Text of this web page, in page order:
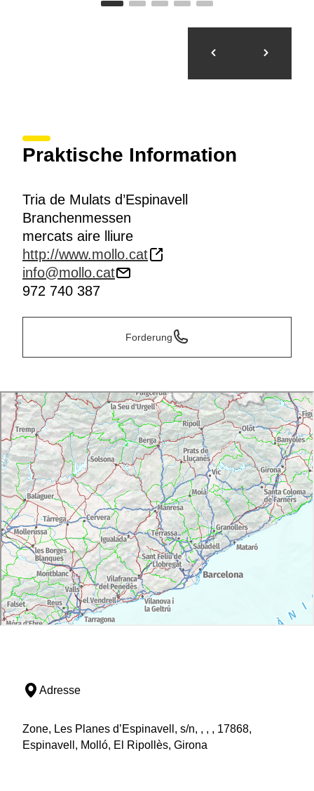
Praktische Information
Tria de Mulats d’Espinavell
Branchenmessen
mercats aire lliure
http://www.mollo.cat
info@mollo.cat
972 740 387
Forderung
Adresse
Zone, Les Planes d’Espinavell, s/n, , , , 17868,
Espinavell, Molló, El Ripollès, Girona